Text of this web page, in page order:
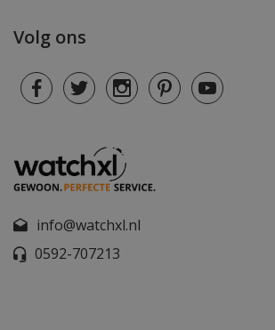
Volg ons
info@watchxl.nl
0592-707213